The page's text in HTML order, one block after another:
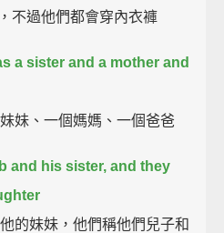
不過他們都會穿內衣褲
a sister and a mother and
妹、一個媽媽、一個爸爸
and his sister, and they
的妹妹，他們稱他們兒子和